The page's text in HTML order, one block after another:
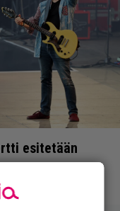
esitetään